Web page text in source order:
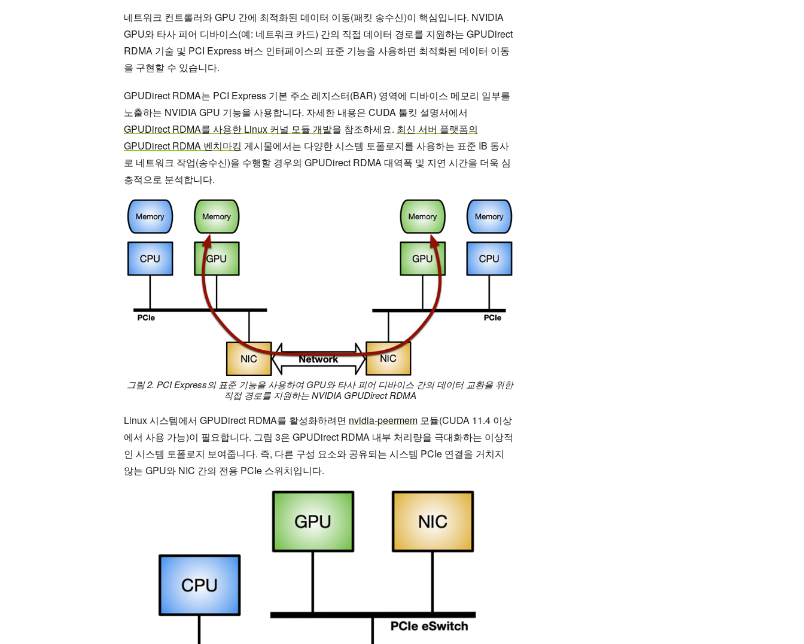
네트워크 컨트롤러와 GPU 간에 최적화된 데이터 이동(패킷 송수신)이 핵심입니다. NVIDIA
GPU와 타사 피어 디바이스(예: 네트워크 카드) 간의 직접 데이터 경로를 지원하는 GPUDirect
RDMA 기술 및 PCI Express 버스 인터페이스의 표준 기능을 사용하면 최적화된 데이터 이동
을 구현할 수 있습니다.
GPUDirect RDMA는 PCI Express 기본 주소 레지스터(BAR) 영역에 디바이스 메모리 일부를
노출하는 NVIDIA GPU 기능을 사용합니다. 자세한 내용은 CUDA 툴킷 설명서에서
GPUDirect RDMA를 사용한 Linux 커널 모듈 개발을 참조하세요. 최신 서버 플랫폼의
GPUDirect RDMA 벤치마킹 게시물에서는 다양한 시스템 토폴로지를 사용하는 표준 IB 동사
로 네트워크 작업(송수신)을 수행할 경우의 GPUDirect RDMA 대역폭 및 지연 시간을 더욱 심
층적으로 분석합니다.
그림 2. PCI Express의 표준 기능을 사용하여 GPU와 타사 피어 디바이스 간의 데이터 교환을 위한
직접 경로를 지원하는 NVIDIA GPUDirect RDMA
Linux 시스템에서 GPUDirect RDMA를 활성화하려면 nvidia-peermem 모듈(CUDA 11.4 이상
에서 사용 가능)이 필요합니다. 그림 3은 GPUDirect RDMA 내부 처리량을 극대화하는 이상적
인 시스템 토폴로지 보여줍니다. 즉, 다른 구성 요소와 공유되는 시스템 PCIe 연결을 거치지
않는 GPU와 NIC 간의 전용 PCIe 스위치입니다.